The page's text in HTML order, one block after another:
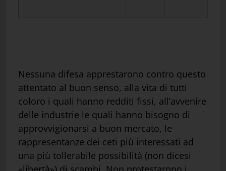
Nessuna difesa apprestarono contro questo
attentato al buon senso, alla vita di tutti
coloro i quali hanno redditi fissi, all’avvenire
delle industrie le quali hanno bisogno di
approvvigionarsi a buon mercato, le
rappresentanze dei ceti più interessati ad
una più tollerabile possibilità (non dicesi